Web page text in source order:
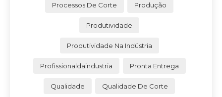
Processos De Corte Produção
Produtividade
Produtividade Na Indústria
Profissionaldaindustria Pronta Entrega
Qualidade Qualidade De Corte